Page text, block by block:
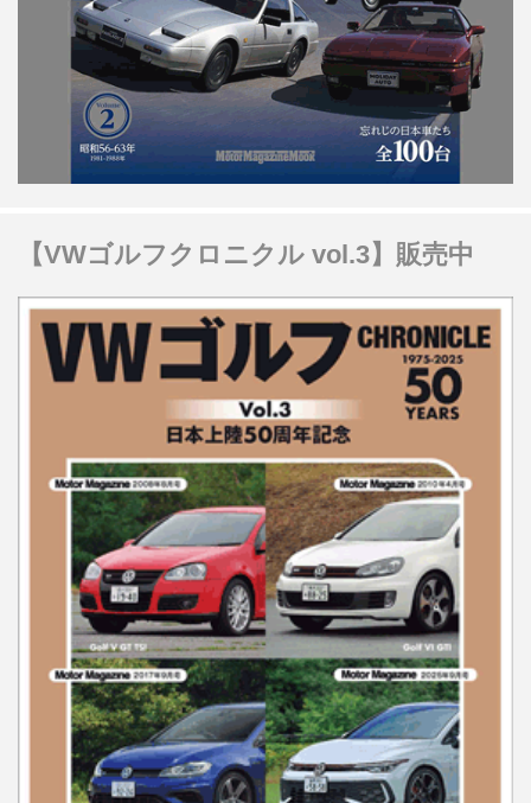
【VWゴルフクロニクル vol.3】販売中